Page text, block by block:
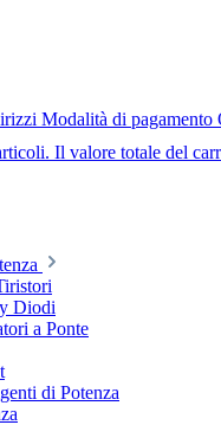
Modalità di pagamento
Il valore totale del
Diodi
a Ponte
di Potenza